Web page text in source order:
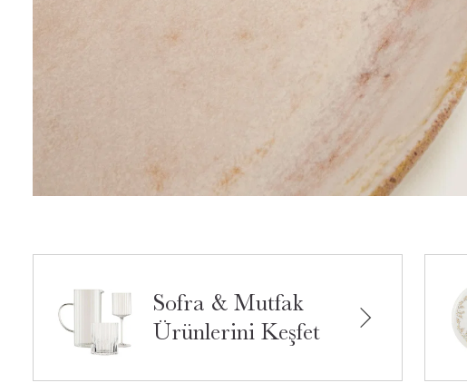
Sofra & Mutfak
Ürünlerini Keşfet